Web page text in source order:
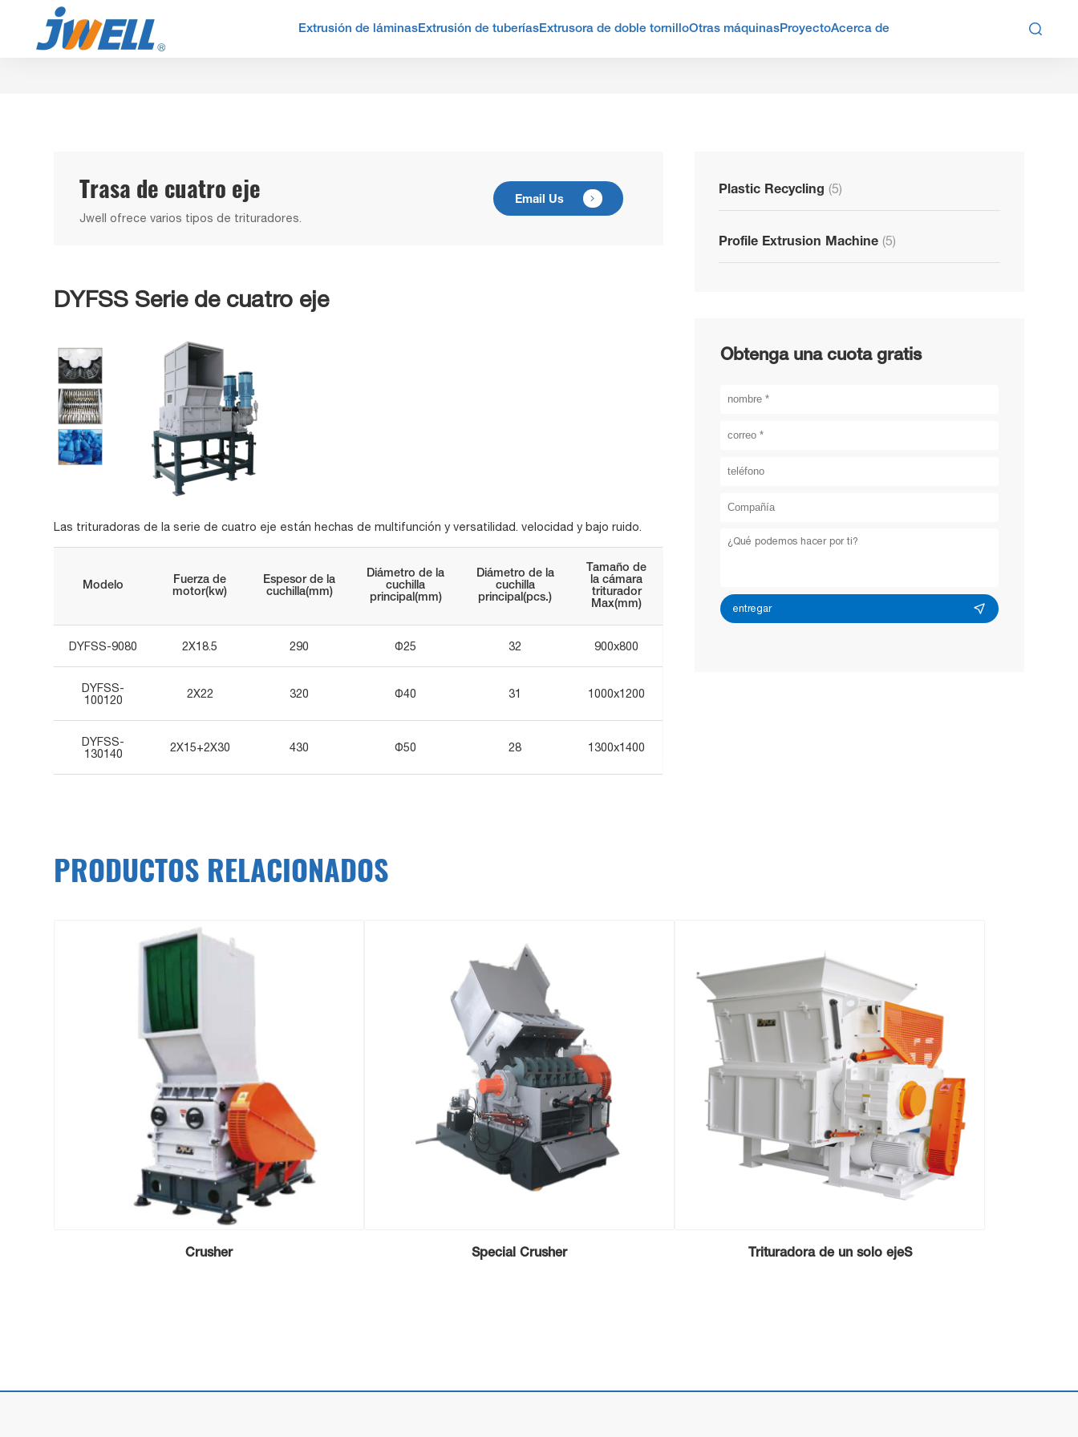
Extrusión de láminasExtrusión de tuberíasExtrusora de doble tornilloOtras máquinasProyectoAcerca de 
Trasa de cuatro eje
Jwell ofrece varios tipos de trituradores.
Email Us 
DYFSS Serie de cuatro eje
Las trituradoras de la serie de cuatro eje están hechas de multifunción y versatilidad. velocidad y bajo ruido.
Modelo
Fuerza de
motor(kw)
Espesor de la
cuchilla(mm)
Diámetro de la
cuchilla
principal(mm)
Diámetro de la
cuchilla
principal(pcs.)
Tamaño de
la cámara
triturador
Max(mm)
DYFSS-9080 2X18.5 290 Φ25 32 900x800
DYFSS-
100120
2X22 320 Φ40 31 1000x1200
DYFSS-
130140
2X15+2X30 430 Φ50 28 1300x1400
Plastic Recycling (5)
Profile Extrusion Machine (5)
Obtenga una cuota gratis
entregar
PRODUCTOS RELACIONADOS
Crusher Special Crusher Trituradora de un solo ejeS